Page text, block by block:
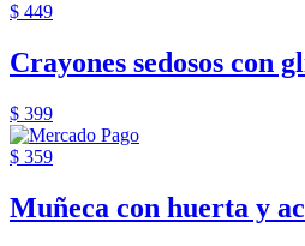
$ 449
Crayones sedosos con
$ 399
$ 359
Muñeca con huerta y